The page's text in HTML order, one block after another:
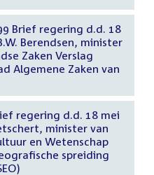
Brief regering d.d. 18
Berendsen, minister
Zaken Verslag
Algemene Zaken van
regering d.d. 18 mei
minister van
en Wetenschap
spreiding